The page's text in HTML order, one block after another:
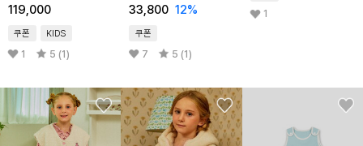
119,000
쿠폰 KIDS
1 5 (1)
33,800 12%
쿠폰
7 5 (1)
1